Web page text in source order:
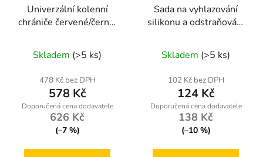
Univerzální kolenní
chrániče červené/černé,
Skladem (>5 ks)
478 Kč bez DPH
578 Kč
626 Kč
(–7 %)
Sada na vyhlazování
silikonu a odstraňování
Skladem (>5 ks)
102 Kč bez DPH
124 Kč
138 Kč
(–10 %)